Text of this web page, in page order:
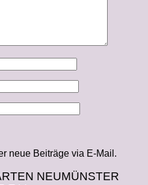
neue Beiträge via E-Mail.
NEUMÜNSTER